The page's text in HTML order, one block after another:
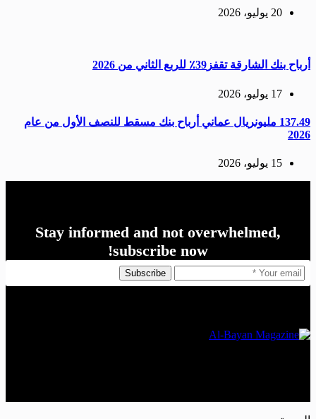
20 يوليو، 2026
أرباح بنك الشارقة تقفز39٪ للربع الثاني من 2026
17 يوليو، 2026
137.49 مليونريال عماني أرباح بنك مسقط للنصف الأول من عام
2026
15 يوليو، 2026
Stay informed and not overwhelmed,
subscribe now!
Subscribe